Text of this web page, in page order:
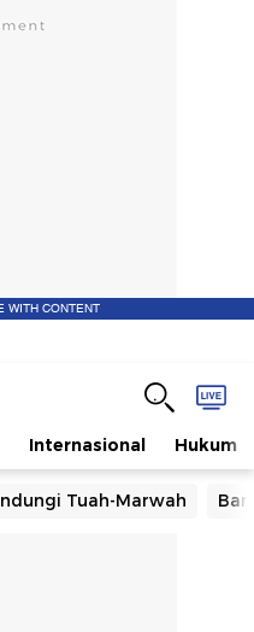
WITH CONTENT
Internasional Hukum
Tuah-Marwah